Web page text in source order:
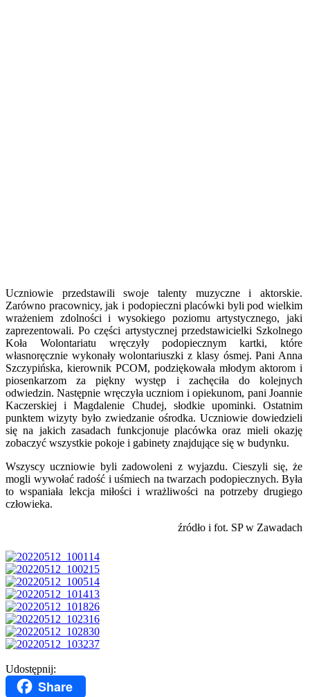
Uczniowie przedstawili swoje talenty muzyczne i aktorskie.
Zarówno pracownicy, jak i podopieczni placówki byli pod wielkim
wrażeniem zdolności i wysokiego poziomu artystycznego, jaki
zaprezentowali. Po części artystycznej przedstawicielki Szkolnego
Koła Wolontariatu wręczyły podopiecznym kartki, które
własnoręcznie wykonały wolontariuszki z klasy ósmej. Pani Anna
Szczypińska, kierownik PCOM, podziękowała młodym aktorom i
piosenkarzom za piękny występ i zachęciła do kolejnych
odwiedzin. Następnie wręczyła uczniom i opiekunom, pani Joannie
Kaczerskiej i Magdalenie Chudej, słodkie upominki. Ostatnim
punktem wizyty było zwiedzanie ośrodka. Uczniowie dowiedzieli
się na jakich zasadach funkcjonuje placówka oraz mieli okazję
zobaczyć wszystkie pokoje i gabinety znajdujące się w budynku.
Wszyscy uczniowie byli zadowoleni z wyjazdu. Cieszyli się, że
mogli wywołać radość i uśmiech na twarzach podopiecznych. Była
to wspaniała lekcja miłości i wrażliwości na potrzeby drugiego
człowieka.
źródło i fot. SP w Zawadach
Udostępnij:
Share